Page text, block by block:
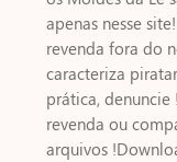
apenas nesse
revenda fora do
caracteriza
prática,
revenda ou
arquivos